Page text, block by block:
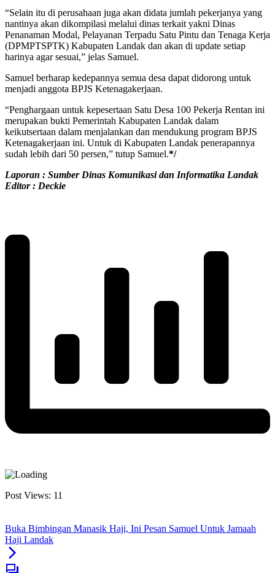
“Selain itu di perusahaan juga akan didata jumlah pekerjanya yang
nantinya akan dikompilasi melalui dinas terkait yakni Dinas
Penanaman Modal, Pelayanan Terpadu Satu Pintu dan Tenaga Kerja
(DPMPTSPTK) Kabupaten Landak dan akan di update setiap
harinya agar sesuai,” jelas Samuel.
Samuel berharap kedepannya semua desa dapat didorong untuk
menjadi anggota BPJS Ketenagakerjaan.
“Penghargaan untuk kepesertaan Satu Desa 100 Pekerja Rentan ini
merupakan bukti Pemerintah Kabupaten Landak dalam
keikutsertaan dalam menjalankan dan mendukung program BPJS
Ketenagakerjaan ini. Untuk di Kabupaten Landak penerapannya
sudah lebih dari 50 persen,” tutup Samuel.*/
Laporan : Sumber Dinas Komunikasi dan Informatika Landak
Editor : Deckie
Post Views: 11
Buka Bimbingan Manasik Haji, Ini Pesan Samuel Untuk Jamaah
Haji Landak